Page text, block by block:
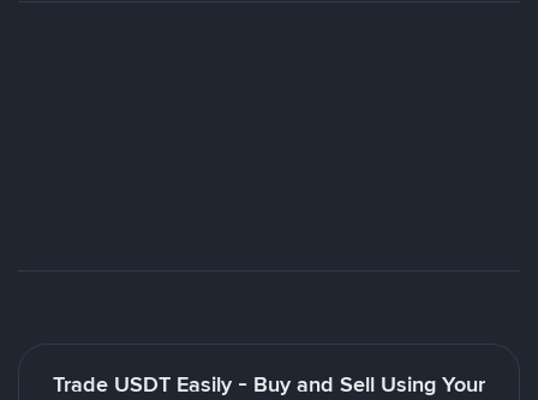
Trade USDT Easily - Buy and Sell Using Your